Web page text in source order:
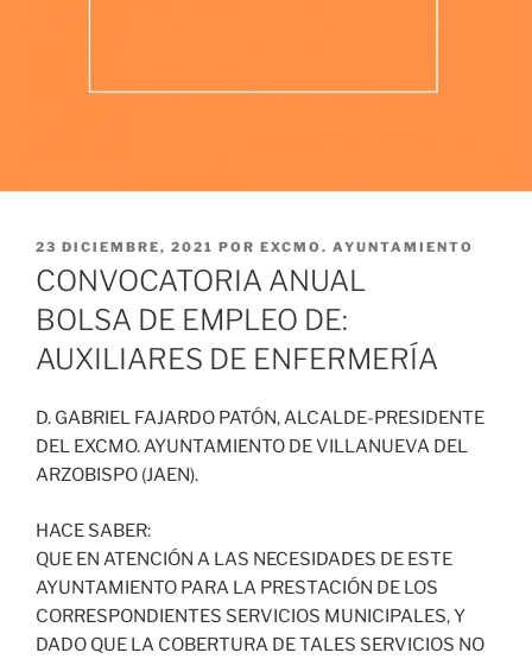
PUBLICADO
EL
23 DICIEMBRE, 2021 POR EXCMO. AYUNTAMIENTO
CONVOCATORIA ANUAL
BOLSA DE EMPLEO DE:
AUXILIARES DE ENFERMERÍA
D. GABRIEL FAJARDO PATÓN, ALCALDE-PRESIDENTE
DEL EXCMO. AYUNTAMIENTO DE VILLANUEVA DEL
ARZOBISPO (JAEN).
HACE SABER:
QUE EN ATENCIÓN A LAS NECESIDADES DE ESTE
AYUNTAMIENTO PARA LA PRESTACIÓN DE LOS
CORRESPONDIENTES SERVICIOS MUNICIPALES, Y
DADO QUE LA COBERTURA DE TALES SERVICIOS NO